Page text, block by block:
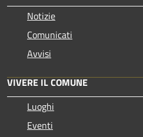
Notizie
Comunicati
Avvisi
VIVERE IL COMUNE
Luoghi
Eventi